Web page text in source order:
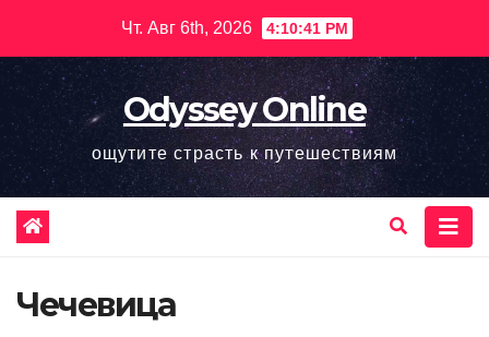
содержимому
Чт. Авг 6th, 2026 4:10:42 PM
Odyssey Online
ощутите страсть к путешествиям
Чечевица